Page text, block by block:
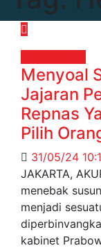
Menyoal
Jajaran
Repnas
Pilih
31/05/24
JAKARTA,
menebak
menjadi
kabinet